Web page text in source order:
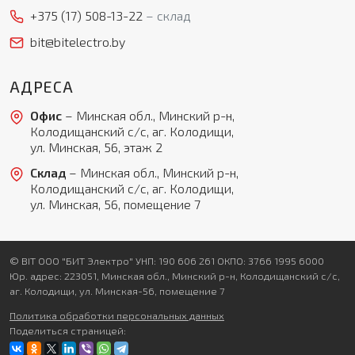
+375 (17) 508-13-22
склад
bit@bitelectro.by
АДРЕСА
Офис– Минская обл., Минский р-н,
Колодищанский с/с, аг. Колодищи,
ул. Минская, 56, этаж 2
Склад– Минская обл., Минский р-н,
Колодищанский с/с, аг. Колодищи,
ул. Минская, 56, помещение 7
© BIT ООО "БИТ Электро" УНП: 190 606 261 ОКПО: 3766 1995 6000
Юр. адрес: 223051, Минская обл., Минский р-н, Колодищанский с/с,
аг. Колодищи, ул. Минская-56, помещение 7
Политика обработки персональных данных
Поделиться страницей: